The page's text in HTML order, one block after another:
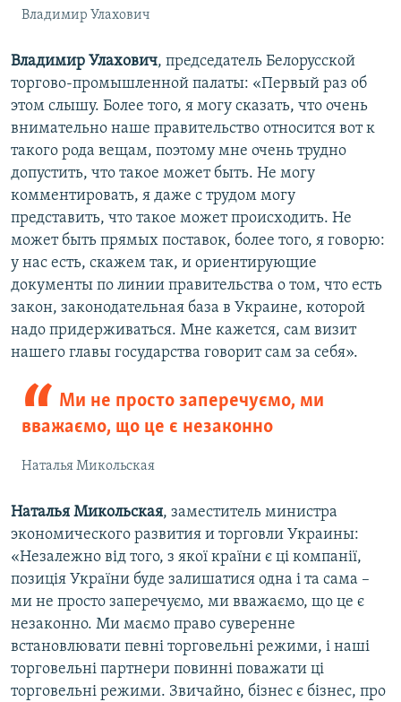
Владимир Улахович
Владимир Улахович, председатель Белорусской
торгово-промышленной палаты: «Первый раз об
этом слышу. Более того, я могу сказать, что очень
внимательно наше правительство относится вот к
такого рода вещам, поэтому мне очень трудно
допустить, что такое может быть. Не могу
комментировать, я даже с трудом могу
представить, что такое может происходить. Не
может быть прямых поставок, более того, я говорю:
у нас есть, скажем так, и ориентирующие
документы по линии правительства о том, что есть
закон, законодательная база в Украине, которой
надо придерживаться. Мне кажется, сам визит
нашего главы государства говорит сам за себя».
Ми не просто заперечуємо, ми
вважаємо, що це є незаконно
Наталья Микольская
Наталья Микольская, заместитель министра
экономического развития и торговли Украины:
«Незалежно від того, з якої країни є ці компанії,
позиція України буде залишатися одна і та сама –
ми не просто заперечуємо, ми вважаємо, що це є
незаконно. Ми маємо право суверенне
встановлювати певні торговельні режими, і наші
торговельні партнери повинні поважати ці
торговельні режими. Звичайно, бізнес є бізнес, про